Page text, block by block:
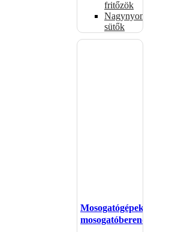
fritőzök
Nagynyomású
sütők
Mosogatógépek,
mosogatóberendezések